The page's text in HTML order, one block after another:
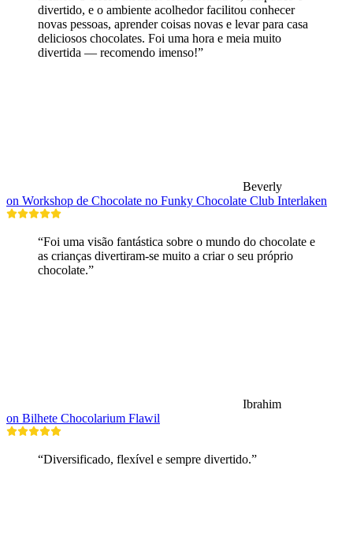
divertido, e o ambiente acolhedor facilitou conhecer
novas pessoas, aprender coisas novas e levar para casa
deliciosos chocolates. Foi uma hora e meia muito
divertida — recomendo imenso!”
Beverly
on Workshop de Chocolate no Funky Chocolate Club Interlaken
“Foi uma visão fantástica sobre o mundo do chocolate e
as crianças divertiram-se muito a criar o seu próprio
chocolate.”
Ibrahim
on Bilhete Chocolarium Flawil
“Diversificado, flexível e sempre divertido.”